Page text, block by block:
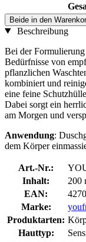
Beide in den
Beschreibung
Bei der Formulierung
Bedürfnisse von
pflanzlichen
kombiniert und
eine feine
Dabei sorgt ein
am Morgen und
Anwendung:
dem Körper
Art.-Nr.:
Inhalt:
200
EAN:
Marke:
Produktarten:
Hauttyp: